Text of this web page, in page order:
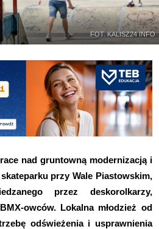
FOT. KALISZ24 INFO
nad gruntowną modernizacją i
przy Wale Piastowskim,
przez deskorolkarzy,
owców. Lokalna młodzież od
odświeżenia i usprawnienia